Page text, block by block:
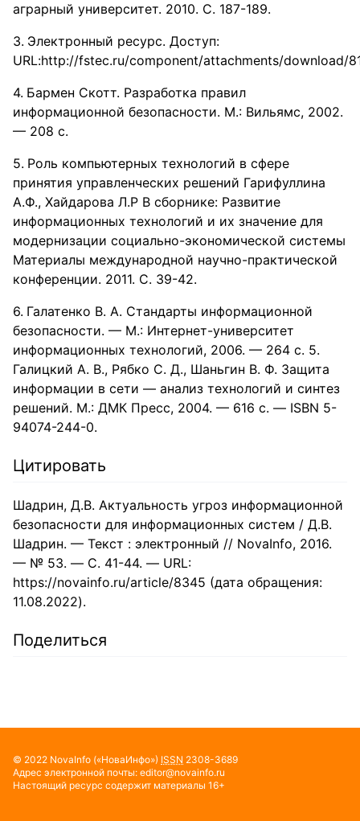
аграрный университет. 2010. С. 187-189.
Электронный ресурс. Доступ:
URL:http://fstec.ru/component/attachments/download/
Бармен Скотт. Разработка правил
информационной безопасности. М.: Вильямс, 2002.
— 208 с.
Роль компьютерных технологий в сфере
принятия управленческих решений Гарифуллина
А.Ф., Хайдарова Л.Р В сборнике: Развитие
информационных технологий и их значение для
модернизации социально-экономической системы
Материалы международной научно-практической
конференции. 2011. С. 39-42.
Галатенко В. А. Стандарты информационной
безопасности. — М.: Интернет-университет
информационных технологий, 2006. — 264 с. 5.
Галицкий А. В., Рябко С. Д., Шаньгин В. Ф. Защита
информации в сети — анализ технологий и синтез
решений. М.: ДМК Пресс, 2004. — 616 с. — ISBN 5-
94074-244-0.
Цитировать
Шадрин, Д.В. Актуальность угроз информационной
безопасности для информационных систем / Д.В.
Шадрин. — Текст : электронный // NovaInfo, 2016.
— № 53. — С. 41-44. — URL:
https://novainfo.ru/article/8345 (дата обращения:
11.08.2022).
Поделиться
© 2022 NovaInfo («НоваИнфо») ISSN 2308-3689
Адрес электронной почты: editor@novainfo.ru
Настоящий ресурс содержит материалы 16+